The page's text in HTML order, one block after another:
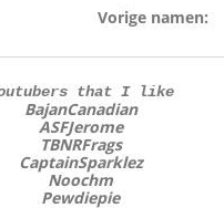
Vorige namen:
that I like
BajanCanadian
ASFJerome
TBNRFrags
CaptainSparklez
Noochm
Pewdiepie